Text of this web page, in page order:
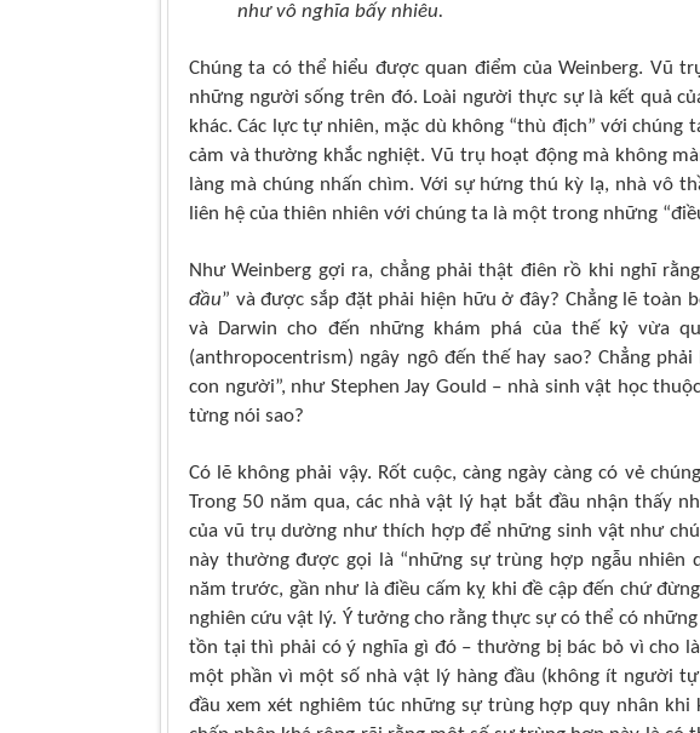
như vô nghĩa bấy nhiêu.
Chúng ta có thể hiểu được quan điểm của Weinberg. Vũ
những người sống trên đó. Loài người thực sự là kết quả
khác. Các lực tự nhiên, mặc dù không “thù địch” với chúng
cảm và thường khắc nghiệt. Vũ trụ hoạt động mà không
làng mà chúng nhấn chìm. Với sự hứng thú kỳ lạ, nhà vô
liên hệ của thiên nhiên với chúng ta là một trong những
Như Weinberg gợi ra, chẳng phải thật điên rồ khi nghĩ
đầu” và được sắp đặt phải hiện hữu ở đây? Chẳng lẽ toàn
và Darwin cho đến những khám phá của thế kỷ vừa
(anthropocentrism) ngây ngô đến thế hay sao? Chẳng
con người”, như Stephen Jay Gould – nhà sinh vật học
từng nói sao?
Có lẽ không phải vậy. Rốt cuộc, càng ngày càng có vẻ
Trong 50 năm qua, các nhà vật lý hạt bắt đầu nhận thấy
của vũ trụ dường như thích hợp để những sinh vật như
này thường được gọi là “những sự trùng hợp ngẫu nhiên
năm trước, gần như là điều cấm kỵ khi đề cập đến chứ
nghiên cứu vật lý. Ý tưởng cho rằng thực sự có thể có
tồn tại thì phải có ý nghĩa gì đó – thường bị bác bỏ vì cho
một phần vì một số nhà vật lý hàng đầu (không ít người
đầu xem xét nghiêm túc những sự trùng hợp quy nhân khi